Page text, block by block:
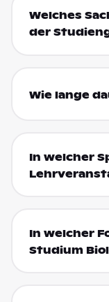
Welches
der
Wie lange
In welcher
In welcher
Studium